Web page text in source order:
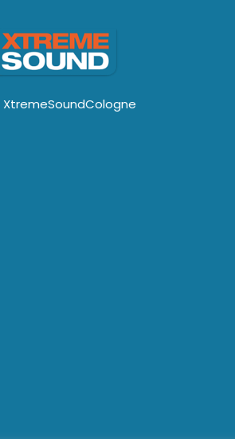
XtremeSoundCologne